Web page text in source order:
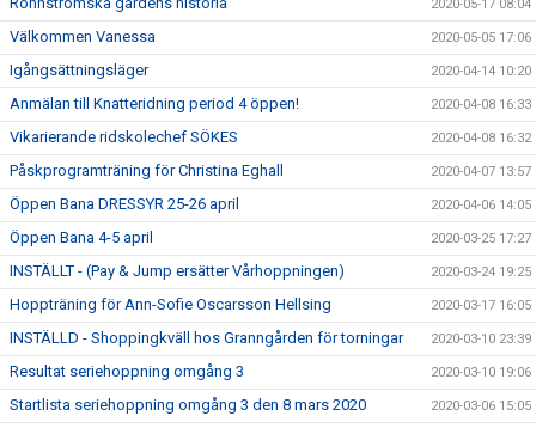
2020-05-17 08:04
Välkommen Vanessa 2020-05-05 17:06
Igångsättningsläger 2020-04-14 10:20
Anmälan till Knatteridning period 4 öppen! 2020-04-08 16:33
Vikarierande ridskolechef SÖKES 2020-04-08 16:32
Påskprogramträning för Christina Eghall 2020-04-07 13:57
Öppen Bana DRESSYR 25-26 april 2020-04-06 14:05
Öppen Bana 4-5 april 2020-03-25 17:27
INSTÄLLT - (Pay & Jump ersätter Vårhoppningen) 2020-03-24 19:25
Hoppträning för Ann-Sofie Oscarsson Hellsing 2020-03-17 16:05
INSTÄLLD - Shoppingkväll hos Granngården för torningar 2020-03-10 23:39
Resultat seriehoppning omgång 3 2020-03-10 19:06
Startlista seriehoppning omgång 3 den 8 mars 2020 2020-03-06 15:05